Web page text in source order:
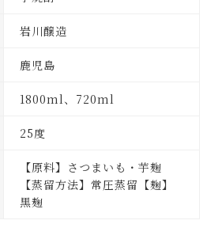
岩川醸造
鹿児島
1800ml、720ml
25度
【原料】さつまいも・芋麹
【蒸留方法】常圧蒸留【麹】
黒麹